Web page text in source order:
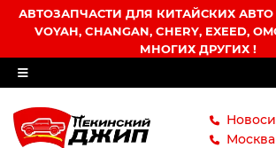
АВТОЗАПЧАСТИ ДЛЯ КИТАЙСКИХ АВТО
VOYAH, CHANGAN, CHERY, EXEED,
МНОГИХ ДРУГИХ !
Москва